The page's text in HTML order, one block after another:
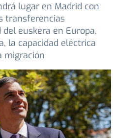
lugar en Madrid con
transferencias
euskera en Europa,
la capacidad eléctrica
migración